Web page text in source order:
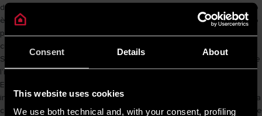
Consent Details About
This website uses cookies
We use both technical and, with your consent, profiling
dell’impresa che esegue i lavori, quindi prima di realizzare l’intervento
è necessario
verificare che l’azienda offra tale possibilità. In caso
positivo è possibile effettuare i lavori ed esercitare la cessione del
credito, ricevendo uno sconto fino al 100% , per i lavori ammessi al
Super Bonus 110%, sulla spesa ammissibile per l’agevolazione, tramite
l’invio telematico di una apposita comunicazione all’Agenzia delle
Entrate da parte del responsabile per la dichiarazione di conformità (
in caso di lavori ammessi al Super Bonus). In seguito, l’impresa che ha
concesso al proprio cliente lo sconto in fattura, utilizzerà la detrazione